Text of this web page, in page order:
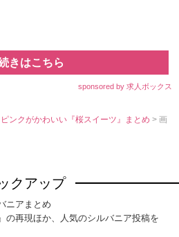
きはこちら
sponsored by 求人ボックス
ンクがかわいい『桜スイーツ』まとめ> 画
クアップ
ニアまとめ
の再現ほか、人気のシルバニア投稿を